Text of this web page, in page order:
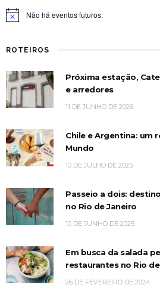
Notice Não há eventos futuros.
ROTEIROS
Próxima estação,
e arredores
11 DE JUNHO DE 2026
Chile e Argentina: um
Mundo
10 DE JULHO DE 2025
Passeio a dois:
no Rio de Janeiro
10 DE JUNHO DE 2025
Em busca da salada
restaurantes no Rio
26 DE FEVEREIRO DE 2024